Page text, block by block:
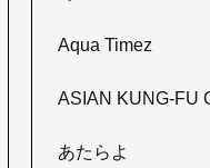
Aqua Timez
ASIAN KUNG-FU
あたらよ